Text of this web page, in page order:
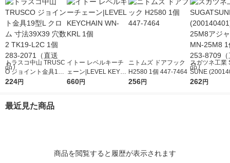
トラスコ中山 TRUSC
O ジョイント金具19
型L クロム 寸法39X3
品）
224円
イトー レベルキーチ
ェーン|LEVEL KEYC
HAIN WN-KRL 1個
660円
ニトムズ ドアフック
H2580 1個 447-7464
256円
スガツネ工業
SUNE
Nー25M8ア
262円
最近見た商品
商品を閲覧すると履歴が表示されます